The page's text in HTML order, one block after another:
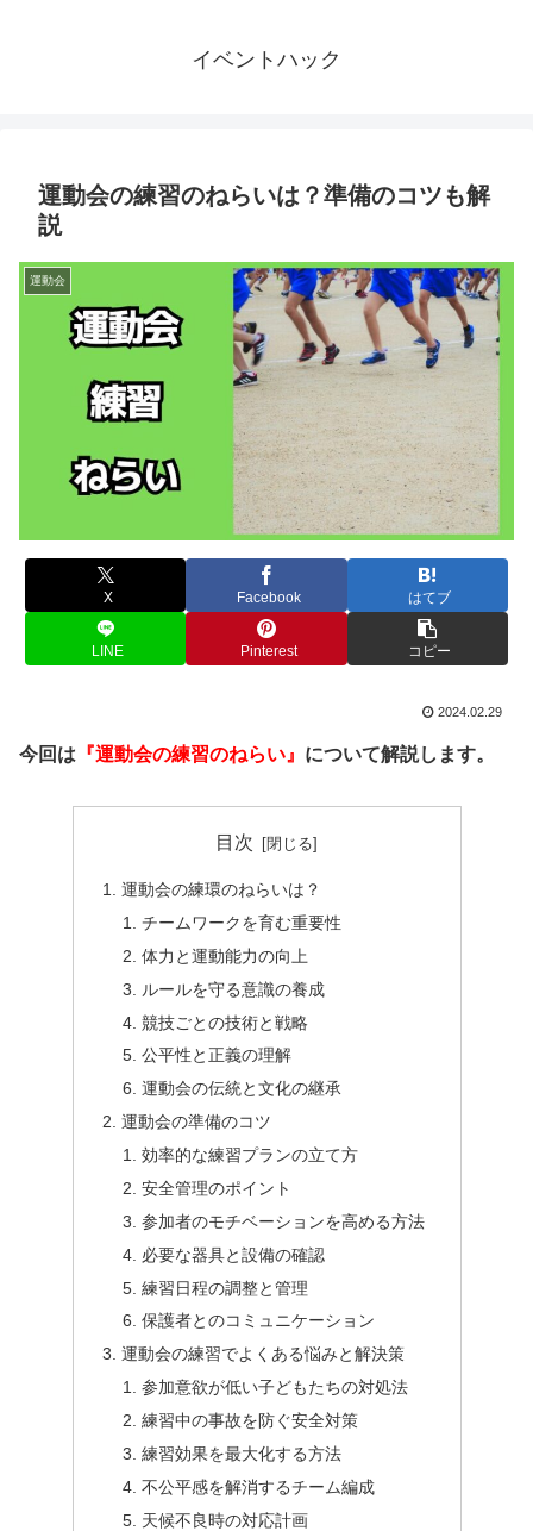
イベントハック
運動会の練習のねらいは？準備のコツも解
説
運動会
X Facebook はてブ
LINE Pinterest コピー
2024.02.29
今回は 『運動会の練習のねらい』 について解説します。
目次
運動会の練環のねらいは？
チームワークを育む重要性
体力と運動能力の向上
ルールを守る意識の養成
競技ごとの技術と戦略
公平性と正義の理解
運動会の伝統と文化の継承
運動会の準備のコツ
効率的な練習プランの立て方
安全管理のポイント
参加者のモチベーションを高める方法
必要な器具と設備の確認
練習日程の調整と管理
保護者とのコミュニケーション
運動会の練習でよくある悩みと解決策
参加意欲が低い子どもたちの対処法
練習中の事故を防ぐ安全対策
練習効果を最大化する方法
不公平感を解消するチーム編成
天候不良時の対応計画